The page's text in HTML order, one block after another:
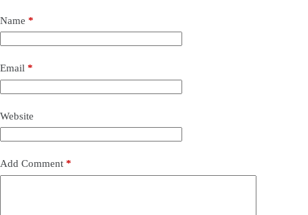
Name *
Email *
Website
Add Comment *